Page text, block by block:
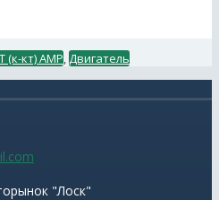
(к-кт) AMP Двигатель
"Лоск"